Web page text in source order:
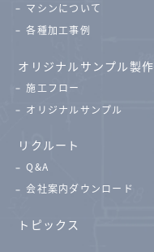
マシンについて
各種加工事例
オリジナルサンプル製作
施工フロー
オリジナルサンプル
リクルート
Q&A
会社案内ダウンロード
トピックス